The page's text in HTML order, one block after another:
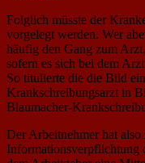
Folglich müsste der
vorgelegt werden. Wer
häufig den Gang zum
sofern es sich bei dem
So titulierte die die Bild
Krankschreibungsarzt in
Blaumacher-
Der Arbeitnehmer hat also
Informationsverpflichtung